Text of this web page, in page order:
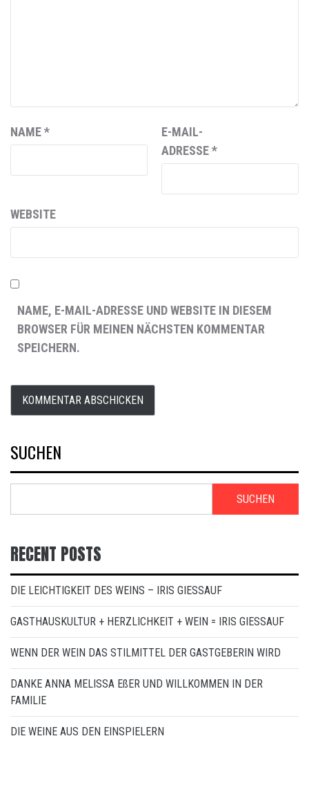
NAME*
E-MAIL-
ADRESSE*
WEBSITE
NAME, E-MAIL-ADRESSE UND WEBSITE IN DIESEM
BROWSER FÜR MEINEN NÄCHSTEN KOMMENTAR
SPEICHERN.
SUCHEN
SUCHEN
RECENT POSTS
DIE LEICHTIGKEIT DES WEINS – IRIS GIESSAUF
GASTHAUSKULTUR + HERZLICHKEIT + WEIN = IRIS GIESSAUF
WENN DER WEIN DAS STILMITTEL DER GASTGEBERIN WIRD
DANKE ANNA MELISSA EßER UND WILLKOMMEN IN DER
FAMILIE
DIE WEINE AUS DEN EINSPIELERN